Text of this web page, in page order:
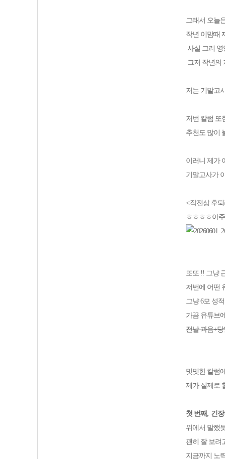
그래서 오늘
작년 이맘때
사실 그리
그저 작년의
저는 기말고
저번 칼럼 또
추천도 많이
이러니 제가
기말고사가
<작전상 후
ㅎㅎㅎㅎ아
또또 !! 그냥
저번에 어떤
그냥 6모 성
가끔 유튜브
전날 과음+
밋밋한 칼럼
제가 실제로
첫 번째, 긴
위에서 말했
괜히 잘 보려
지금까지 노